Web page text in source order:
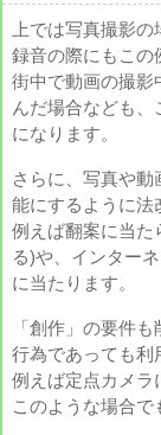
上では写真撮影
録音の際にもこの
街中で動画の撮影
んだ場合なども、
になります。
さらに、写真や
能にするように法
例えば翻案に当た
る)や、インター
に当たります。
「創作」の要件
行為であっても利
例えば定点カメラ
このような場合で